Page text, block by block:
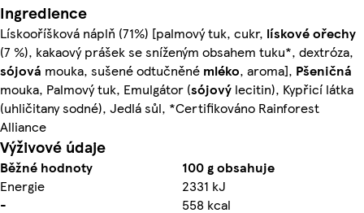
Ingredience
Lískooříšková náplň (71%) [palmový tuk, cukr, lískové ořechy
(7 %), kakaový prášek se sníženým obsahem tuku*, dextróza,
sójová mouka, sušené odtučněné mléko, aroma], Pšeničná
mouka, Palmový tuk, Emulgátor (sójový lecitin), Kypřicí látka
(uhličitany sodné), Jedlá sůl, *Certifikováno Rainforest
Alliance
Výživové údaje
Běžné hodnoty
100 g obsahuje
Energie
2331 kJ
-
558 kcal